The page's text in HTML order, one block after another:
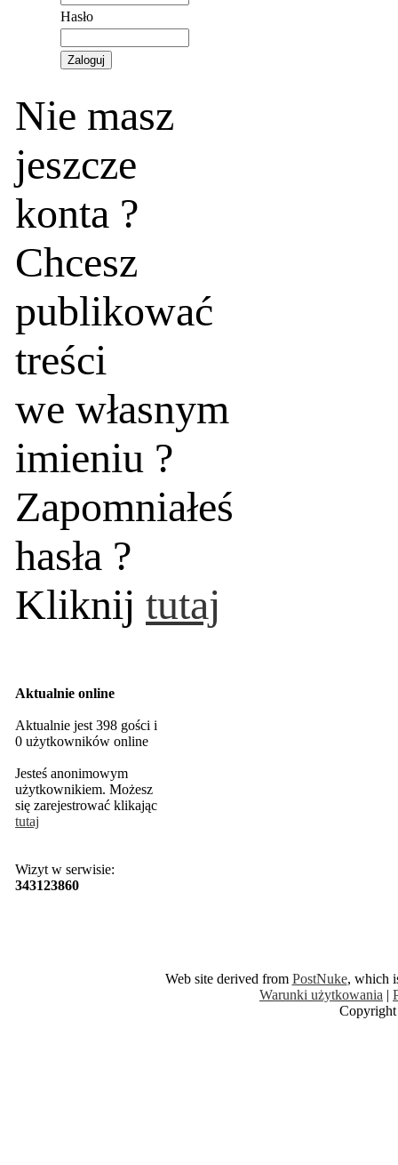
Hasło
Nie masz
jeszcze
konta ?
Chcesz
publikować
treści
we własnym
imieniu ?
Zapomniałeś
hasła ?
Kliknij tutaj
Aktualnie online
Aktualnie jest 398 gości i
0 użytkowników online
Jesteś anonimowym
użytkownikiem. Możesz
się zarejestrować klikając
tutaj
Wizyt w serwisie:
343123860
Web site derived from PostNuke, which
Warunki użytkowania |